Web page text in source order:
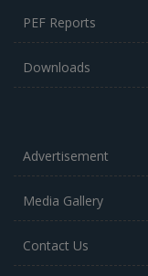
PEF Reports
Downloads
Advertisement
Media Gallery
Contact Us